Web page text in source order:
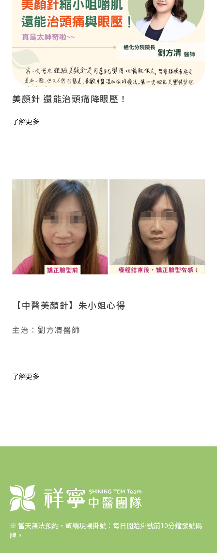
美顏針 還能治頭痛降眼壓！
了解更多
【中醫美顏針】朱小姐心得
主治：劉方凊醫師
了解更多
※ 當天無法預約，敬請現場掛號：每日開始掛號前10分鐘發號碼
牌。